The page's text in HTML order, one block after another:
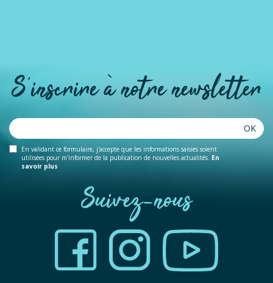
S'inscrire à notre newsletter
En validant ce formulaire, j'accepte que les informations saisies soient
utilisées pour m'informer de la publication de nouvelles actualités. En
savoir plus
OK
Suivez-nous